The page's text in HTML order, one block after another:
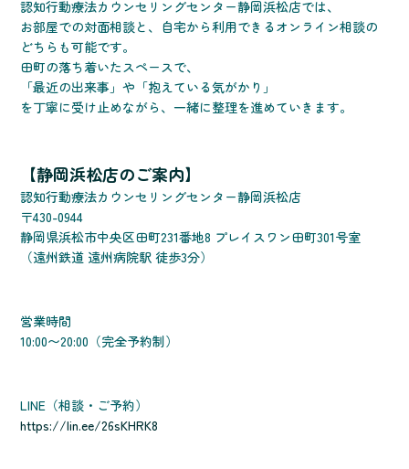
認知行動療法カウンセリングセンター静岡浜松店では、
お部屋での対面相談と、自宅から利用できるオンライン相談の
どちらも可能です。
田町の落ち着いたスペースで、
「最近の出来事」や「抱えている気がかり」
を丁寧に受け止めながら、一緒に整理を進めていきます。
【静岡浜松店のご案内】
認知行動療法カウンセリングセンター静岡浜松店
〒430-0944
静岡県浜松市中央区田町231番地8 プレイスワン田町301号室
（遠州鉄道 遠州病院駅 徒歩3分）
営業時間
10:00〜20:00（完全予約制）
LINE（相談・ご予約）
https://lin.ee/26sKHRK8